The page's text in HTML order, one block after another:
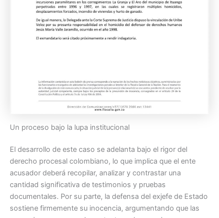
Un proceso bajo la lupa institucional
El desarrollo de este caso se adelanta bajo el rigor del
derecho procesal colombiano, lo que implica que el ente
acusador deberá recopilar, analizar y contrastar una
cantidad significativa de testimonios y pruebas
documentales. Por su parte, la defensa del exjefe de Estado
sostiene firmemente su inocencia, argumentando que las